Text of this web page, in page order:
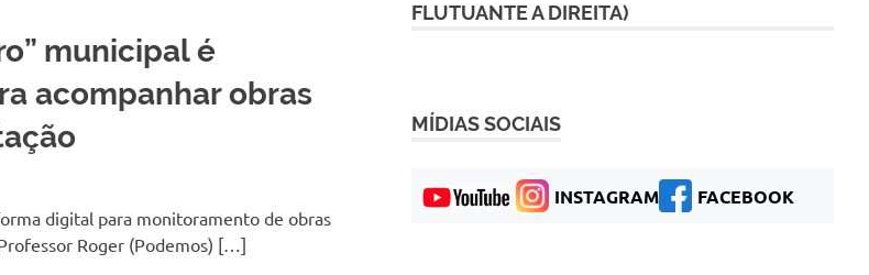
municipal é
acompanhar obras
TURKO
digital para monitoramento de obras
Roger (Podemos) […]
FLUTUANTE A DIREITA)
MÍDIAS SOCIAIS
INSTAGRAM FACEBOOK